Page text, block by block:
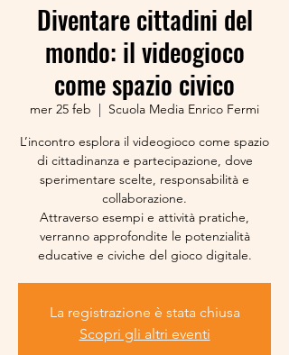
Diventare cittadini del
mondo: il videogioco
come spazio civico
mer 25 feb
  |
Scuola Media Enrico Fermi
L’incontro esplora il videogioco come spazio
di cittadinanza e partecipazione, dove
sperimentare scelte, responsabilità e
collaborazione.
Attraverso esempi e attività pratiche,
verranno approfondite le potenzialità
educative e civiche del gioco digitale.
La registrazione è stata chiusa
Scopri gli altri eventi